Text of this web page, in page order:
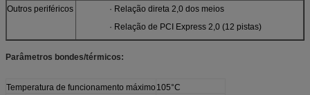
Outros periféricos
· Relação direta 2,0 dos meios
· Relação de PCI Express 2,0 (12 pistas)
Parâmetros bondes/térmicos:
Temperatura de funcionamento máximo 105°C